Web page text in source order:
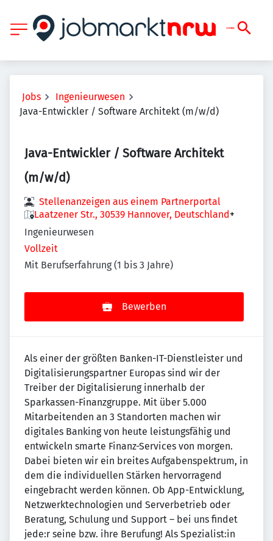
Jobs
Ingenieurwesen
Java-Entwickler / Software Architekt (m/w/d)
Java-Entwickler / Software Architekt
(m/w/d)
Stellenanzeigen aus einem Partnerportal
Laatzener Str., 30539 Hannover, Deutschland+
Ingenieurwesen
Vollzeit
Mit Berufserfahrung (1 bis 3 Jahre)
Bewerben
Als einer der größten Banken-IT-Dienstleister und
Digitalisierungspartner Europas sind wir der
Treiber der Digitalisierung innerhalb der
Sparkassen-Finanzgruppe. Mit über 5.000
Mitarbeitenden an 3 Standorten machen wir
digitales Banking von heute leistungsfähig und
entwickeln smarte Finanz-Services von morgen.
Dabei bieten wir ein breites Aufgabenspektrum, in
dem die individuellen Stärken hervorragend
eingebracht werden können. Ob App-Entwicklung,
Netzwerktechnologien und Serverbetrieb oder
Beratung, Schulung und Support – bei uns findet
jede:r seine bzw. ihre Berufung! Als Spezialist:in